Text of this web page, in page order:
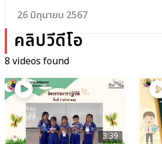
26 มิถุนายน 2567
คลิปวีดีโอ
8 videos found
3:39